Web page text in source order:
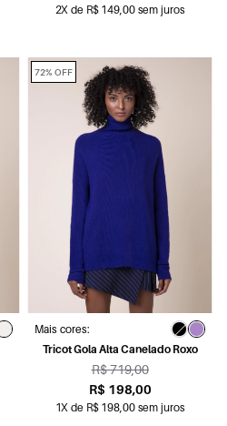
2X de R$ 149,00 sem juros
Mais cores:
Tricot Gola Alta Canelado Roxo
R$ 719,00
R$ 198,00
1X de R$ 198,00 sem juros
72% OFF